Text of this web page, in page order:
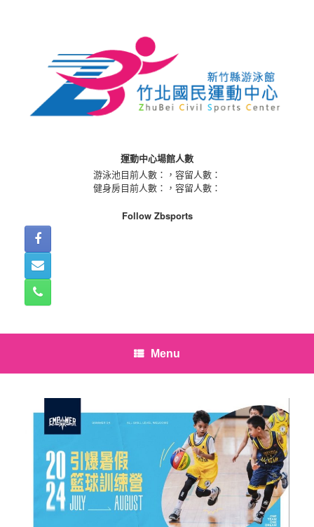
運動中心場館人數
游泳池目前人數：
，容留人數：
健身房目前人數：
，容留人數：
Follow Zbsports
Menu